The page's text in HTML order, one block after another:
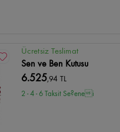
Ücretsiz Teslimat
Sen ve Ben Kutusu
6.525,94 TL
2 - 4 - 6 Taksit Se?enei